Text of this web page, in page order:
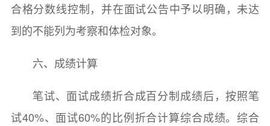
合格分数线控制，并在面试公告中予以明确，未达
到的不能列为考察和体检对象。
六、成绩计算
笔试、面试成绩折合成百分制成绩后，按照笔
试40%、面试60%的比例折合计算综合成绩。综合